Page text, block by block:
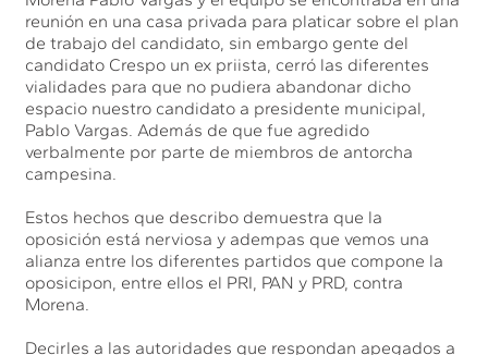
reunión en una casa privada para platicar sobre el plan
de trabajo del candidato, sin embargo gente del
candidato Crespo un ex priista, cerró las diferentes
vialidades para que no pudiera abandonar dicho
espacio nuestro candidato a presidente municipal,
Pablo Vargas. Además de que fue agredido
verbalmente por parte de miembros de antorcha
campesina.
Estos hechos que describo demuestra que la
oposición está nerviosa y adempas que vemos una
alianza entre los diferentes partidos que compone la
oposicipon, entre ellos el PRI, PAN y PRD, contra
Morena.
Decirles a las autoridades que respondan apegados a